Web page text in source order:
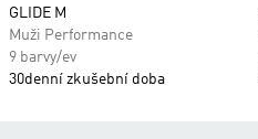
GLIDE M
Muži Performance
9 barvy/ev
30denní zkušební doba